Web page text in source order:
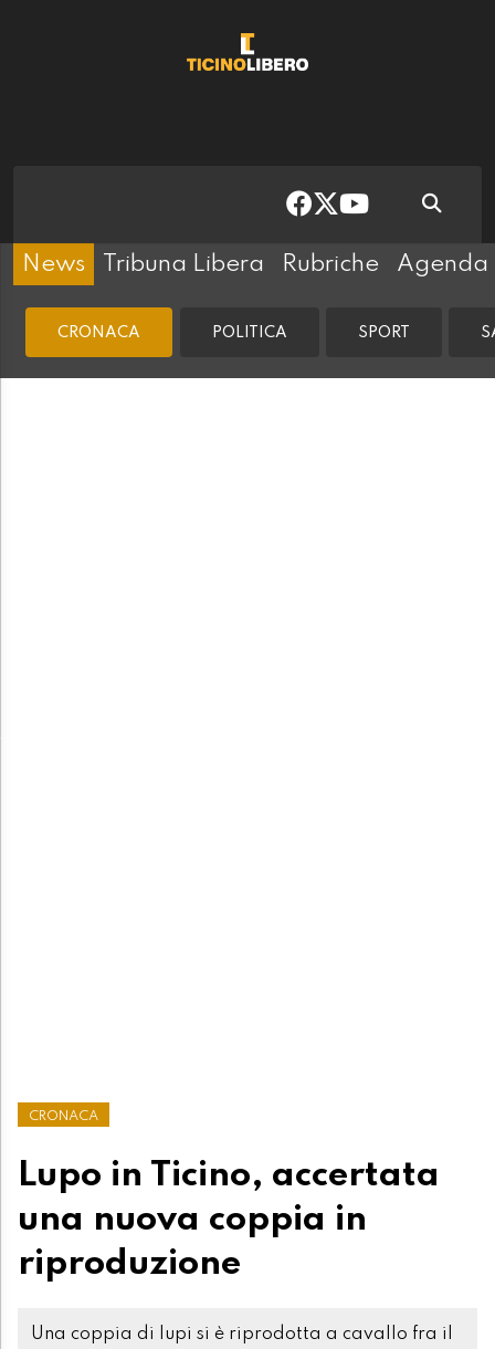
News Tribuna Libera Rubriche Agenda
CRONACA POLITICA SPORT
CRONACA
Lupo in Ticino, accertata
una nuova coppia in
riproduzione
Una coppia di lupi si è riprodotta a cavallo fra il